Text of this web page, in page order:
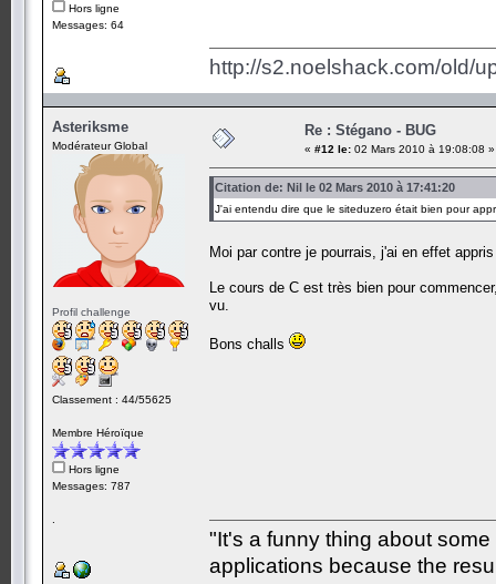
Hors ligne
Messages: 64
http://s2.noelshack.com/old/
Asteriksme
Modérateur Global
Profil challenge
Classement : 44/55625
Membre Héroïque
Hors ligne
Messages: 787
Re : Stégano - BUG
« #12 le: 02 Mars 2010 à 19:08:08 »
Citation de: Nil le 02 Mars 2010 à 17:41:20
J'ai entendu dire que le siteduzero était bien pour
Moi par contre je pourrais, j'ai en effet
Le cours de C est très bien pour
vu.
Bons challs
"It's a funny thing about
applications because the